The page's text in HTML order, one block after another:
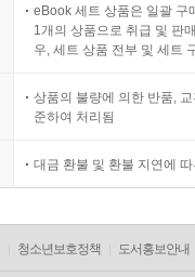
eBook 세트 상품은 일괄 구
1개의 상품으로 취급 및 판
우, 세트 상품 전부 및 세트
상품의 불량에 의한 반품,
준하여 처리됨
대금 환불 및 환불 지연에
청소년보호정책 도서홍보안내